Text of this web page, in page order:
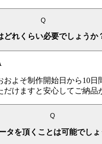
Q
どれくらい必要でしょうか
およそ制作開始日から10日
だけますと安心してご納品
Q
タを頂くことは可能でしょ